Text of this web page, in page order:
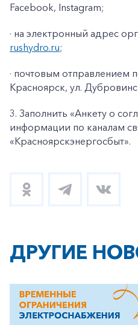
Facebook, Instagram;
· на электронный адрес
rushydro.ru;
· почтовым отправлением
Красноярск, ул.
3. Заполнить «Анкету о
информации по каналам
«Красноярскэнергосбыт».
ДРУГИЕ